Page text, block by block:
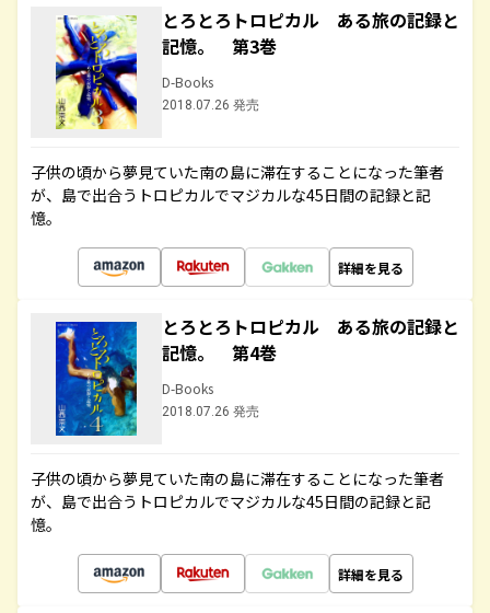
とろとろトロピカル ある旅の記録と
記憶。 第3巻
D-Books
2018.07.26 発売
子供の頃から夢見ていた南の島に滞在することになった筆者
が、島で出合うトロピカルでマジカルな45日間の記録と記
憶。
詳細を見る
とろとろトロピカル ある旅の記録と
記憶。 第4巻
D-Books
2018.07.26 発売
子供の頃から夢見ていた南の島に滞在することになった筆者
が、島で出合うトロピカルでマジカルな45日間の記録と記
憶。
詳細を見る